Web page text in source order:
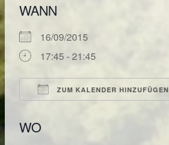
WANN
16/09/2015
17:45 - 21:45
ZUM KALENDER HINZUFÜGEN
WO